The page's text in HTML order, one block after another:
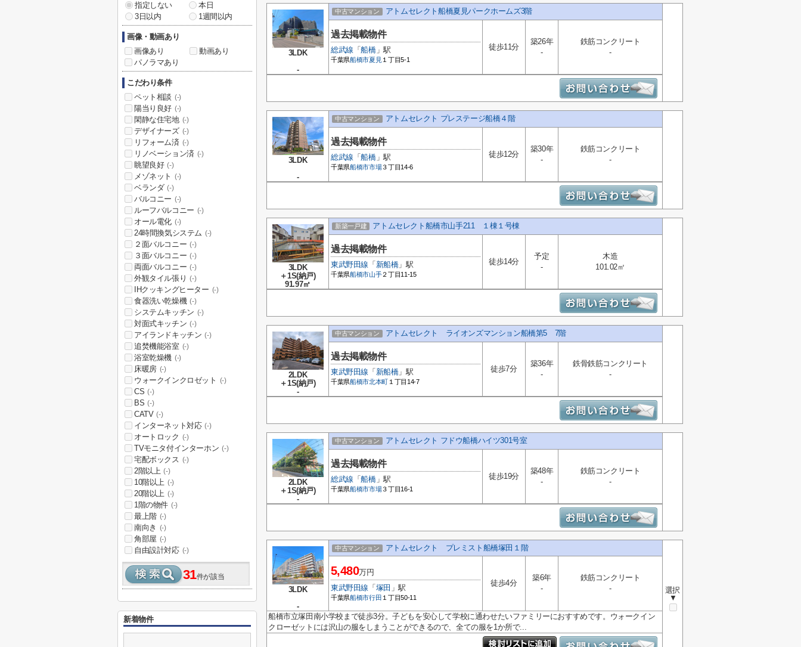
3LDK
-
中古マンション アトムセレクト船橋夏見パークホームズ3階
過去掲載物件
総武線 「船橋」駅
千葉県船橋市夏見 １丁目5-1
徒歩11分
築26年
-
鉄筋コンクリート
-
3LDK
-
中古マンション アトムセレクト プレステージ船橋４階
過去掲載物件
総武線 「船橋」駅
千葉県船橋市市場３丁目14-6
徒歩12分
築30年
-
鉄筋コンクリート
-
3LDK
＋1S(納戸)
91.97㎡
新築一戸建 アトムセレクト船橋市山手211 １棟１号棟
過去掲載物件
東武野田線 「 新船橋」駅
千葉県船橋市山手２丁目11-15
徒歩14分
予定
-
木造
101.02㎡
2LDK
＋1S(納戸)
-
中古マンション アトムセレクト ライオンズマンション船橋第5 7階
過去掲載物件
東武野田線 「 新船橋」駅
千葉県船橋市北本町 １丁目14-7
徒歩7分
築36年
-
鉄骨鉄筋コンクリート
-
2LDK
＋1S(納戸)
-
中古マンション アトムセレクト フドウ船橋ハイツ301号室
過去掲載物件
総武線 「船橋」駅
千葉県船橋市市場３丁目16-1
徒歩19分
築48年
-
鉄筋コンクリート
-
3LDK
-
中古マンション アトムセレクト プレミスト船橋塚田１階
選択
▼
5,480万円
東武野田線 「 塚田 」駅
千葉県船橋市行田 １丁目50-11
徒歩4分
築6年
-
鉄筋コンクリート
-
船橋市立塚田南小学校まで徒歩3分。子どもを安心して学校に通わせたいファミリーにおすすめです。ウォークイン
クローゼットには沢山の服をしまうことができるので、全ての服を1か所で...
指定しない
本日
3日以内
1週間以内
画像・動画あり
画像あり
動画あり
パノラマあり
こだわり条件
ペット相談 (-)
陽当り良好 (-)
閑静な住宅地 (-)
デザイナーズ (-)
リフォーム済 (-)
リノベーション済 (-)
眺望良好 (-)
メゾネット (-)
ベランダ (-)
バルコニー (-)
ルーフバルコニー (-)
オール電化 (-)
24時間換気システム (-)
２面バルコニー (-)
３面バルコニー (-)
両面バルコニー (-)
外観タイル張り (-)
IHクッキングヒーター (-)
食器洗い乾燥機 (-)
システムキッチン (-)
対面式キッチン (-)
アイランドキッチン (-)
追焚機能浴室 (-)
浴室乾燥機 (-)
床暖房 (-)
ウォークインクロゼット (-)
CS (-)
BS (-)
CATV (-)
インターネット対応 (-)
オートロック (-)
TVモニタ付インターホン (-)
宅配ボックス (-)
2階以上 (-)
10階以上 (-)
20階以上 (-)
1階の物件 (-)
最上階 (-)
南向き (-)
角部屋 (-)
自由設計対応 (-)
31件が該当
新着物件